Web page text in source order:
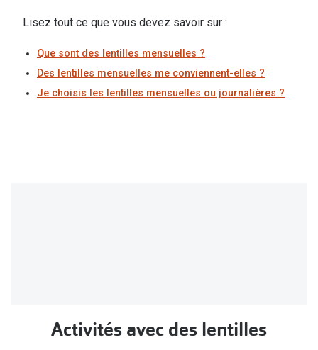
Lisez tout ce que vous devez savoir sur :
Que sont des lentilles mensuelles ?
Des lentilles mensuelles me conviennent-elles ?
Je choisis les lentilles mensuelles ou journalières ?
Activités avec des lentilles